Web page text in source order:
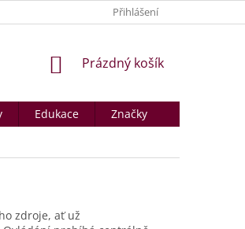
PRODÁVANÉ ZNAČKY KONTAKTY A
Přihlášení
NÁKUPNÍ
Prázdný košík
Edukace
Značky
zdroje, ať už